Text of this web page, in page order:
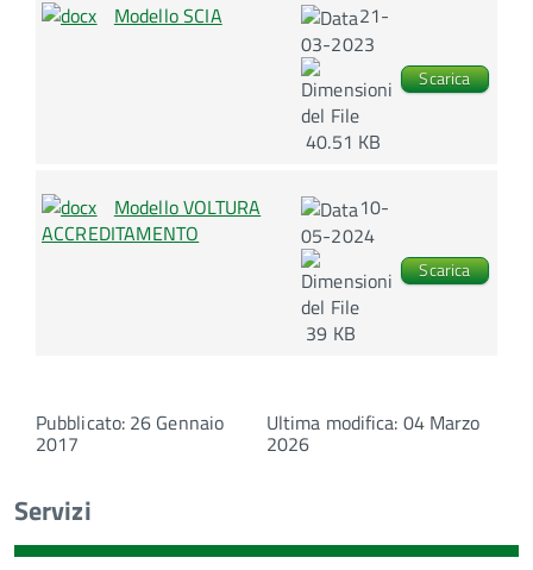
Modello SCIA
21-
03-2023
40.51 KB
Scarica
Modello VOLTURA
ACCREDITAMENTO
10-
05-2024
39 KB
Scarica
Pubblicato: 26 Gennaio
2017
Ultima modifica: 04 Marzo
2026
Servizi